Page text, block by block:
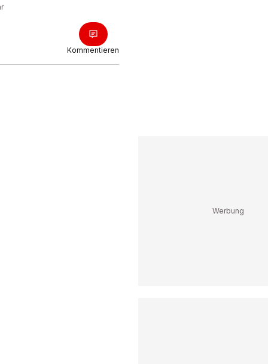
Kommentieren